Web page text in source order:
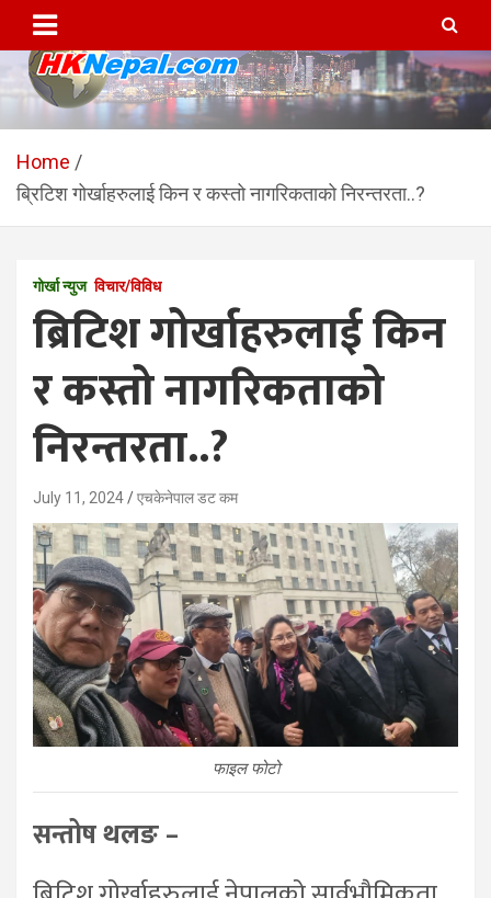
content
HKNepal.com – हङकङबाट
सञ्चालित पहिलो नेपाली अनलाईन
पत्रिका
hknepal, hknepal.com, hk nepal, hk nepal com
Home
ब्रिटिश गोर्खाहरुलाई किन र कस्तो नागरिकताको निरन्तरता..?
गोर्खा न्युज विचार/विविध
ब्रिटिश गोर्खाहरुलाई किन
र कस्तो नागरिकताको
निरन्तरता..?
July 11, 2024 एचकेनेपाल डट कम
फाइल फोटो
सन्तोष थलङ –